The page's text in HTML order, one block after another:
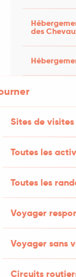
des
Sites de visites
Toutes les
Toutes les
Voyager
Voyager sans
Circuits